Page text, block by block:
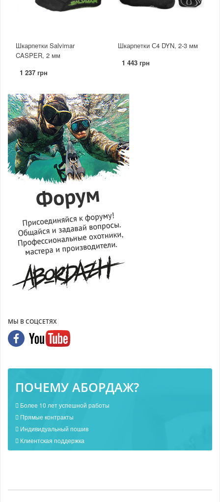
Шкарпетки Salvimar
CASPER, 2 мм
1 237 грн
Шкарпетки С4 DYN, 2-3 мм
1 443 грн
МЫ В СОЦСЕТЯХ
ПОЧЕМУ АБОРДАЖ?
Более 10 лет успешной работы
Прямые контракты
Индивидуальный пошив
Клиентская поддержка